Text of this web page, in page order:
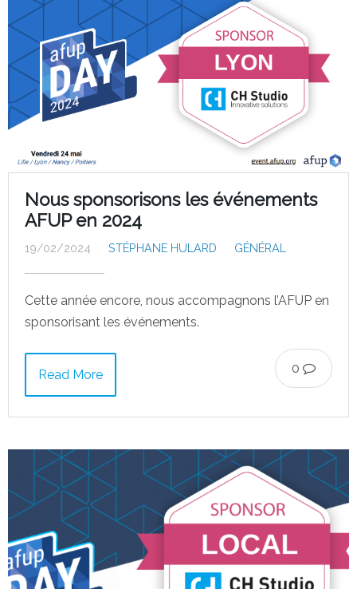
Nous sponsorisons les événements
AFUP en 2024
19/02/2024 STÉPHANE HULARD GÉNÉRAL
Cette année encore, nous accompagnons l’AFUP en
sponsorisant les événements.
0
Read More